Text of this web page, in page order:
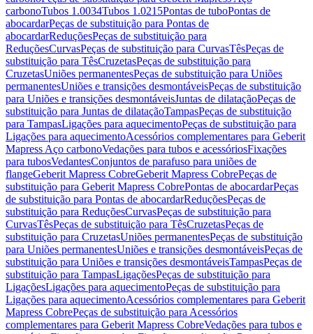
carbonoTubos 1.0034Tubos 1.0215Pontas de tuboPontas de
abocardarPeças de substituição para Pontas de
abocardarReduçõesPeças de substituição para
ReduçõesCurvasPeças de substituição para CurvasTêsPeças de
substituição para TêsCruzetasPeças de substituição para
CruzetasUniões permanentesPeças de substituição para Uniões
permanentesUniões e transições desmontáveisPeças de substituição
para Uniões e transições desmontáveisJuntas de dilataçãoPeças de
substituição para Juntas de dilataçãoTampasPeças de substituição
para TampasLigações para aquecimentoPeças de substituição para
Ligações para aquecimentoAcessórios complementares para Geberit
Mapress Aço carbonoVedações para tubos e acessóriosFixações
para tubosVedantesConjuntos de parafuso para uniões de
flangeGeberit Mapress CobreGeberit Mapress CobrePeças de
substituição para Geberit Mapress CobrePontas de abocardarPeças
de substituição para Pontas de abocardarReduçõesPeças de
substituição para ReduçõesCurvasPeças de substituição para
CurvasTêsPeças de substituição para TêsCruzetasPeças de
substituição para CruzetasUniões permanentesPeças de substituição
para Uniões permanentesUniões e transições desmontáveisPeças de
substituição para Uniões e transições desmontáveisTampasPeças de
substituição para TampasLigaçõesPeças de substituição para
LigaçõesLigações para aquecimentoPeças de substituição para
Ligações para aquecimentoAcessórios complementares para Geberit
Mapress CobrePeças de substituição para Acessórios
complementares para Geberit Mapress CobreVedações para tubos e